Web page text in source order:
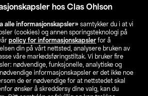
hos Clas Ohlson
alle informasjonskapsler» samtykker du i at vi
(cookies) og annen sporingsteknologi på
policy for informasjonskapsler for å
din på vårt nettsted, analysere bruken av
våre markedsføringstiltak. Vi bruker fire
nødvendige, funksjonelle, analytiske og
informasjonskapsler er det ikke noe
de er nødvendige for at nettstedet skal
ønsker å skreddersy dine valg, kan du
Finn din butikk
SE NO FI